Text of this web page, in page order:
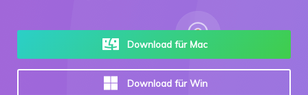
Download für Mac
Download für Win